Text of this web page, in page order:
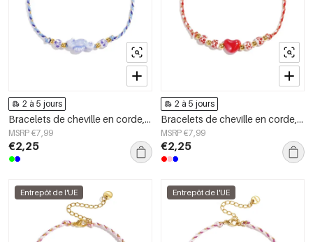
2 à 5 jours
Bracelets de cheville en corde, motif animaux, vacances, plage, collection romantique, bijoux pour femmes
MSRP €7,99
€2,25
2 à 5 jours
Bracelets de cheville en corde, motif cœur, collection romantique décontractée pour le quotidien, bijoux pour femmes
MSRP €7,99
€2,25
Entrepôt de l'UE Entrepôt de l'UE